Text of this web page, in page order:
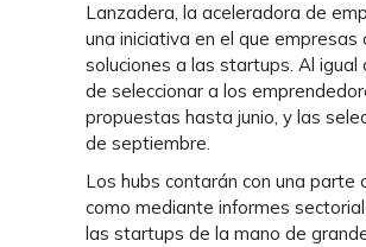
Lanzadera, la aceleradora de
una iniciativa en el que
soluciones a las startups. Al
de seleccionar a los
propuestas hasta junio, y las
de septiembre.
Los hubs contarán con una
como mediante informes
las startups de la mano de